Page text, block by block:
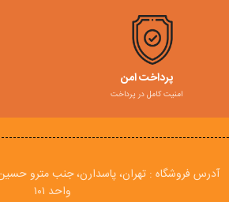
پرداخت امن
امنیت کامل در پرداخت
آدرس فروشگاه : تهران، پاسدارن، جنب مترو حسین
واحد ۱۰۱